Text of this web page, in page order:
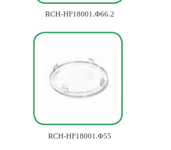
RCH-HF18001.Φ66.2
RCH-HF18001.Φ55